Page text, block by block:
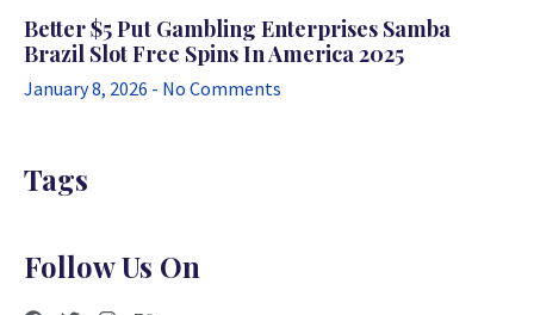
Better $5 Put Gambling Enterprises Samba
Brazil Slot Free Spins In America 2025
January 8, 2026 No Comments
Tags
Follow Us On